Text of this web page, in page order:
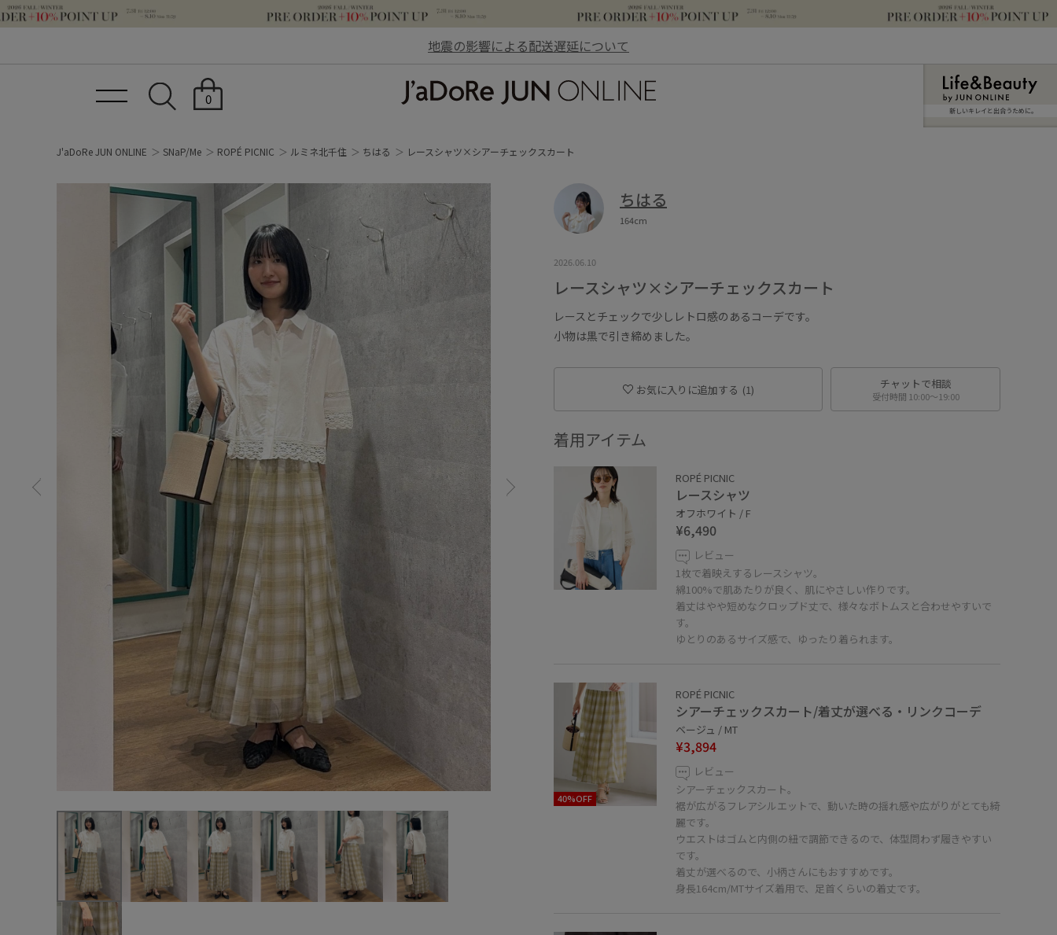
地震の影響による配送遅延について
0
新しいキレイと出合うために。
J'aDoRe JUN ONLINE SNaP/Me ROPÉ PICNIC ルミネ北千住 ちはる レースシャツ×シアーチェックスカート
ちはる
164cm
2026.06.10
レースシャツ×シアーチェックスカート
レースとチェックで少しレトロ感のあるコーデです。
小物は黒で引き締めました。
お気に入りに追加する (1) チャットで相談
受付時間 10:00〜19:00
着用アイテム
ROPÉ PICNIC
レースシャツ
オフホワイト / F
¥6,490
レビュー
1枚で着映えするレースシャツ。
綿100%で肌あたりが良く、肌にやさしい作りです。
着丈はやや短めなクロップド丈で、様々なボトムスと合わせやすいで
す。
ゆとりのあるサイズ感で、ゆったり着られます。
40%OFF
ROPÉ PICNIC
シアーチェックスカート/着丈が選べる・リンクコーデ
ベージュ / MT
¥3,894
レビュー
シアーチェックスカート。
裾が広がるフレアシルエットで、動いた時の揺れ感や広がりがとても綺
麗です。
ウエストはゴムと内側の紐で調節できるので、体型問わず履きやすい
です。
着丈が選べるので、小柄さんにもおすすめです。
身長164cm/MTサイズ着用で、足首くらいの着丈です。